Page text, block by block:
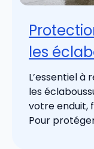
les
L’essentiel à
les
votre enduit,
Pour